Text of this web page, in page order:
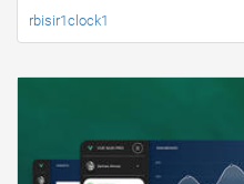
rbisir1clock1